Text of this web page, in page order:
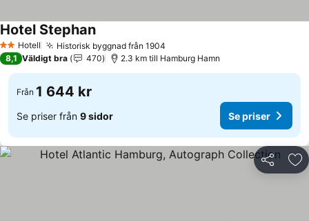
2 Stjärnor
Hotell Historisk byggnad från 1904
Hotel Stephan
8,1 Väldigt bra 470 2.3 km till Hamburg Hamn
Från 1 644 kr
Se priser från 9 sidor Se priser
Dela